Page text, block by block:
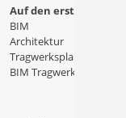
Auf den ersten Blick
BIM
Architektur
Tragwerksplanung
BIM Tragwerksplanung